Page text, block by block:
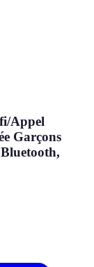
Appel
Garçons